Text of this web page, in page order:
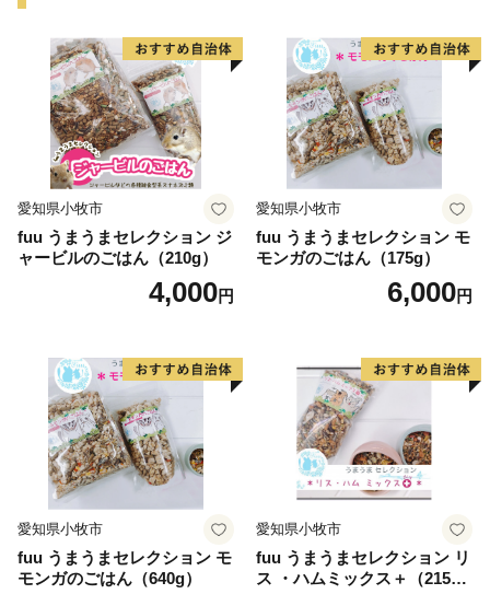
愛知県小牧市
fuu うまうまセレクション ジ
ャービルのごはん（210g）
4,000円
愛知県小牧市
fuu うまうまセレクション モ
モンガのごはん（175g）
6,000円
愛知県小牧市
fuu うまうまセレクション モ
モンガのごはん（640g）
愛知県小牧市
fuu うまうまセレクション リ
ス ・ハムミックス＋（215